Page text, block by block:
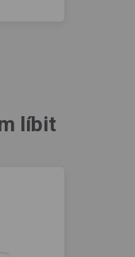
líbit